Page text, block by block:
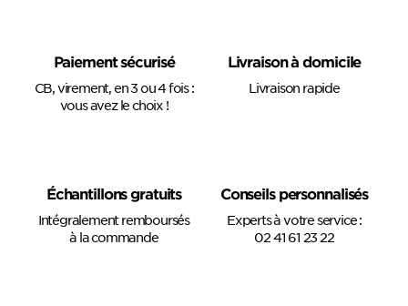
Paiement sécurisé
CB, virement, en 3 ou 4 fois :
vous avez le choix !
Livraison à domicile
Livraison rapide
Échantillons gratuits
Intégralement remboursés
à la commande
Conseils personnalisés
Experts à votre service :
02 41 61 23 22